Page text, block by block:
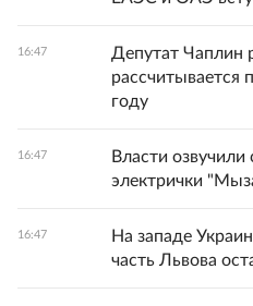
16:47
Депутат Чаплин
рассчитывается
году
16:47
Власти озвучили
электрички
16:47
На западе
часть Львова